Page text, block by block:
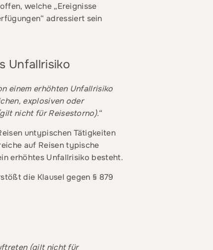
welche „Ereignisse
adressiert sein
Unfallrisiko
einem erhöhten Unfallrisiko
explosiven oder
nicht für Reisestorno).“
untypischen Tätigkeiten
auf Reisen typische
erhöhtes Unfallrisiko besteht.
die Klausel gegen § 879
(gilt nicht für